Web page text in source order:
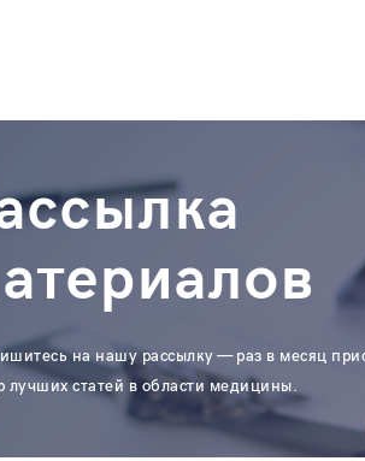
на нашу рассылку — раз в месяц
лучших статей в области медицины.